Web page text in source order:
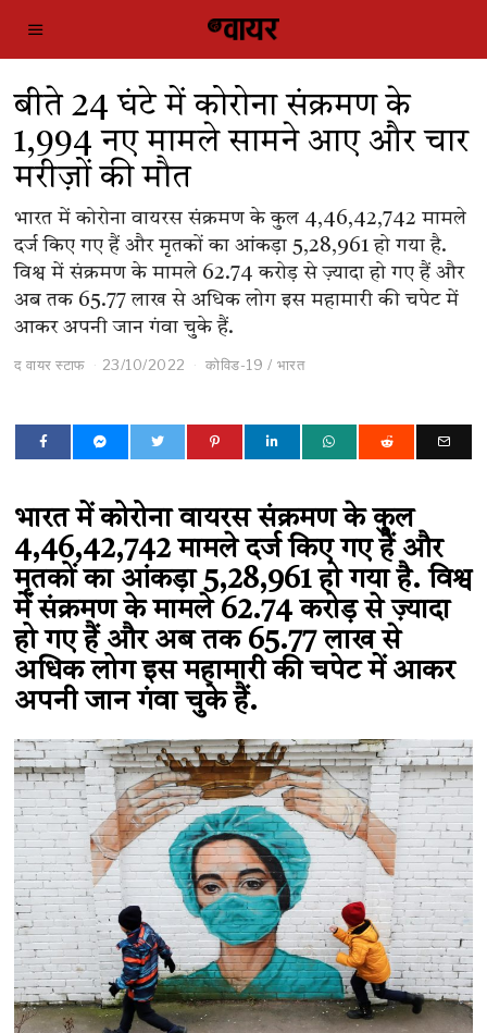
बीते 24 घंटे में कोरोना संक्रमण के
1,994 नए मामले सामने आए और चार
मरीज़ों की मौत
भारत में कोरोना वायरस संक्रमण के कुल 4,46,42,742 मामले
दर्ज किए गए हैं और मृतकों का आंकड़ा 5,28,961 हो गया है.
विश्व में संक्रमण के मामले 62.74 करोड़ से ज़्यादा हो गए हैं और
अब तक 65.77 लाख से अधिक लोग इस महामारी की चपेट में
आकर अपनी जान गंवा चुके हैं.
द वायर स्टाफ 23/10/2022 कोविड-19 / भारत
भारत में कोरोना वायरस संक्रमण के कुल
4,46,42,742 मामले दर्ज किए गए हैं और
मृतकों का आंकड़ा 5,28,961 हो गया है. विश्व
में संक्रमण के मामले 62.74 करोड़ से ज़्यादा
हो गए हैं और अब तक 65.77 लाख से
अधिक लोग इस महामारी की चपेट में आकर
अपनी जान गंवा चुके हैं.